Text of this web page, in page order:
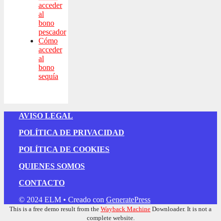
acceder
al
bono
pescador
Cómo
acceder
al
bono
sequía
AVISO LEGAL
POLÍTICA DE PRIVACIDAD
POLÍTICA DE COOKIES
QUIENES SOMOS
CONTACTO
© 2024 ELM • Creado con GeneratePress
This is a free demo result from the Wayback Machine Downloader. It is not a
complete website.